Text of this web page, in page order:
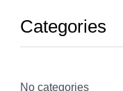
Categories
No categories